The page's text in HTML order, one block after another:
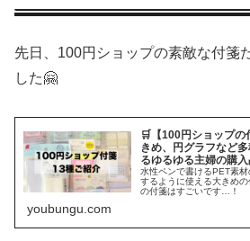
先日、100円ショップの素敵な付箋
した🤗
🛒【100円ショップ
きめ、円グラフなど
るゆるゆる主婦の購入
水性ペンで書けるPET素
するように使える大きめ
の付箋はすごいです…！
youbungu.com